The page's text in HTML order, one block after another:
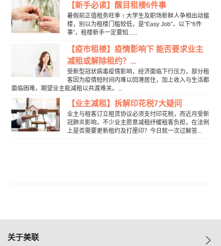
【新手必读】醒目租楼6件事
暑假前正值租务旺季﹗大学生及职场新鲜人争相出动揾
楼，别以为租楼门槛较低，是“Easy Job”，以下“6件
事”，租楼新手一定要知......
【疫市租楼】疫情影响下 能否要求业主
减租或解除租约？...
受新型冠状病毒疫情影响，经济面临下行压力，部分租
客因为疫情短时间内难以回港居住，加上收入与生活都
面临困难，期望业主能减租以共渡难关。...
【业主减租】拆解印花税7大疑问
业主与租客订立租赁协议必须支付印花税，而近月受新
冠肺炎影响，不少业主愿意减租纾缓租客负担，在法例
上是否需要更新租约及打厘印？今日就一次过解答...
关于美联